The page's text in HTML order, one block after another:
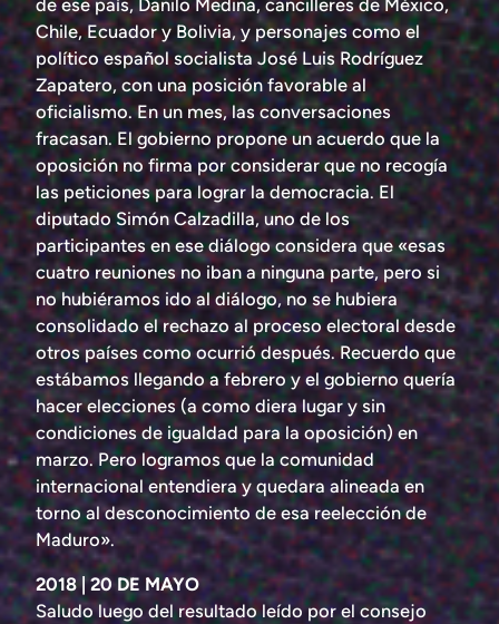
de ese país, Danilo Medina, cancilleres de México,
Chile, Ecuador y Bolivia, y personajes como el
político español socialista José Luis Rodríguez
Zapatero, con una posición favorable al
oficialismo. En un mes, las conversaciones
fracasan. El gobierno propone un acuerdo que la
oposición no firma por considerar que no recogía
las peticiones para lograr la democracia. El
diputado Simón Calzadilla, uno de los
participantes en ese diálogo considera que «esas
cuatro reuniones no iban a ninguna parte, pero si
no hubiéramos ido al diálogo, no se hubiera
consolidado el rechazo al proceso electoral desde
otros países como ocurrió después. Recuerdo que
estábamos llegando a febrero y el gobierno quería
hacer elecciones (a como diera lugar y sin
condiciones de igualdad para la oposición) en
marzo. Pero logramos que la comunidad
internacional entendiera y quedara alineada en
torno al desconocimiento de esa reelección de
Maduro».
2018 | 20 DE MAYO
Saludo luego del resultado leído por el consejo